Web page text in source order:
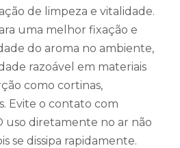
de limpeza e vitalidade.
uma melhor fixação e
do aroma no ambiente,
razoável em materiais
como cortinas,
Evite o contato com
uso diretamente no ar não
se dissipa rapidamente.